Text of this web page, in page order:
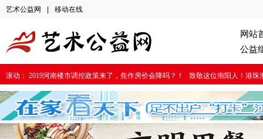
艺术公益网 移动在线
网站
公益
滚动： 2019河南楼市调控政策来了，焦作房价会降吗？！ 致敬这位南阳人！港珠